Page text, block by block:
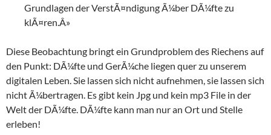
Grundlagen der VerstÃ¤ndigung Ã¼ber DÃ¼fte zu
klÃ¤ren.Â»
Diese Beobachtung bringt ein Grundproblem des Riechens auf
den Punkt: DÃ¼fte und GerÃ¼che liegen quer zu unserem
digitalen Leben. Sie lassen sich nicht aufnehmen, sie lassen sich
nicht Ã¼bertragen. Es gibt kein Jpg und kein mp3 File in der
Welt der DÃ¼fte. DÃ¼fte kann man nur an Ort und Stelle
erleben!